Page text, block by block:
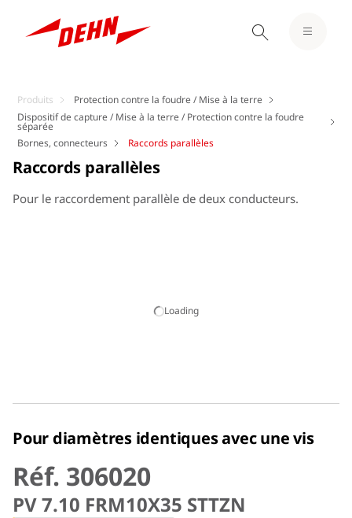
Produits
Protection contre la foudre / Mise à la terre
Dispositif de capture / Mise à la terre / Protection contre la foudre
séparée
Bornes, connecteurs
Raccords parallèles
Loading
Raccords parallèles
Pour le raccordement parallèle de deux conducteurs.
Pour diamètres identiques avec une vis
Réf. 306020
PV 7.10 FRM10X35 STTZN